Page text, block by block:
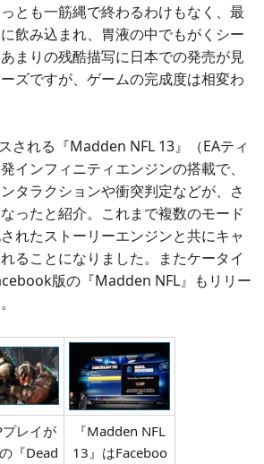
とも一筋縄で終わるわけもなく、最
飲み込まれ、胃液の中でもがくシー
まりの残酷描写に日本での発売が見
ズですが、ゲームの完成度は相変わ
される『Madden NFL 13』（EAティ
インフィニティエンジンの搭載で、
タラクションや衝突判定などが、さ
ったと紹介。これまで複数のモード
れたストーリーエンジンと共にキャ
ることになりました。またケータイ
版の『Madden NFL』もリリー
プレイが
『Dead
『Madden NFL
13』はFaceboo